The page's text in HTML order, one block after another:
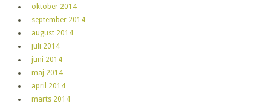
oktober 2014
september 2014
august 2014
juli 2014
juni 2014
maj 2014
april 2014
marts 2014